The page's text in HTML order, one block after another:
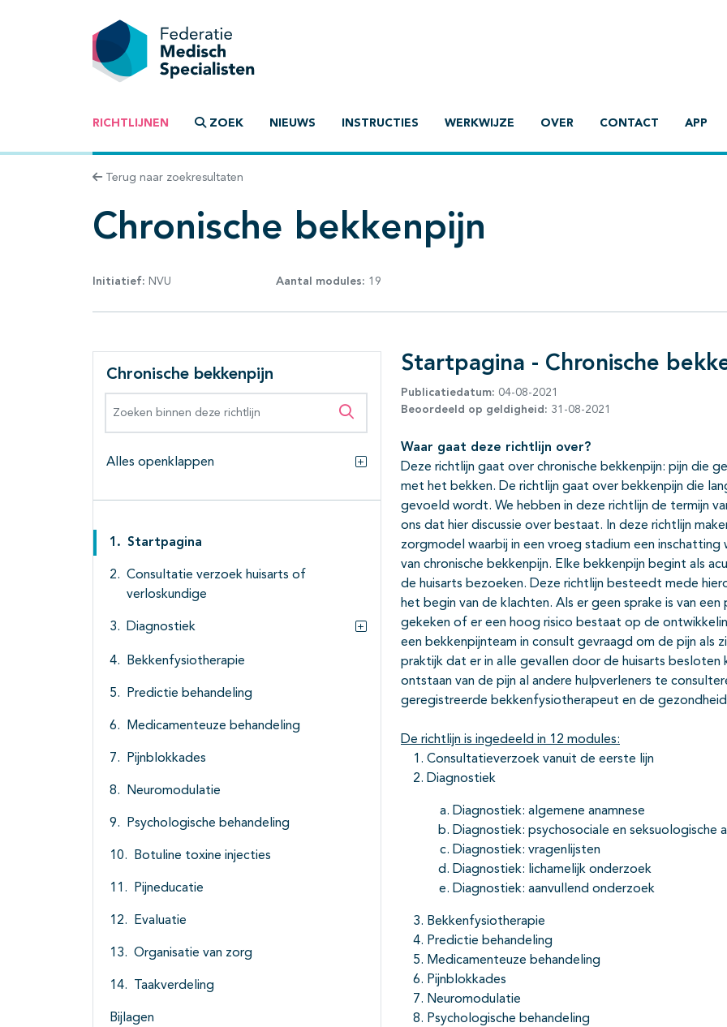
RICHTLIJNEN ZOEK NIEUWS INSTRUCTIES WERKWIJZE OVER CONTACT APP
Terug naar zoekresultaten
Chronische bekkenpijn
Initiatief: NVU Aantal modules: 19
Chronische bekkenpijn
Zoeken binnen deze richtlijn
Alles openklappen
Alles openklappen
Startpagina
Consultatie verzoek huisarts of
verloskundige
Diagnostiek
Subpagina's open- en dichtklappen
Bekkenfysiotherapie
Predictie behandeling
Medicamenteuze behandeling
Pijnblokkades
Neuromodulatie
Psychologische behandeling
Botuline toxine injecties
Pijneducatie
Evaluatie
Organisatie van zorg
Taakverdeling
Bijlagen
Startpagina - Chronische
Publicatiedatum: 04-08-2021
Beoordeeld op geldigheid: 31-08-2021
Waar gaat deze richtlijn over?
Deze richtlijn gaat over chronische bekkenpijn: pijn die
met het bekken. De richtlijn gaat over bekkenpijn die
gevoeld wordt. We hebben in deze richtlijn de termijn
ons dat hier discussie over bestaat. In deze richtlijn
zorgmodel waarbij in een vroeg stadium een
van chronische bekkenpijn. Elke bekkenpijn begint als
de huisarts bezoeken. Deze richtlijn besteedt mede
het begin van de klachten. Als er geen sprake is van
gekeken of er een hoog risico bestaat op de
een bekkenpijnteam in consult gevraagd om de pijn
praktijk dat er in alle gevallen door de huisarts besloten
ontstaan van de pijn al andere hulpverleners te
geregistreerde bekkenfysiotherapeut en de
De richtlijn is ingedeeld in 12 modules:
Consultatieverzoek vanuit de eerste lijn
Diagnostiek
Diagnostiek: algemene anamnese
Diagnostiek: psychosociale en seksuologische
Diagnostiek: vragenlijsten
Diagnostiek: lichamelijk onderzoek
Diagnostiek: aanvullend onderzoek
Bekkenfysiotherapie
Predictie behandeling
Medicamenteuze behandeling
Pijnblokkades
Neuromodulatie
Psychologische behandeling